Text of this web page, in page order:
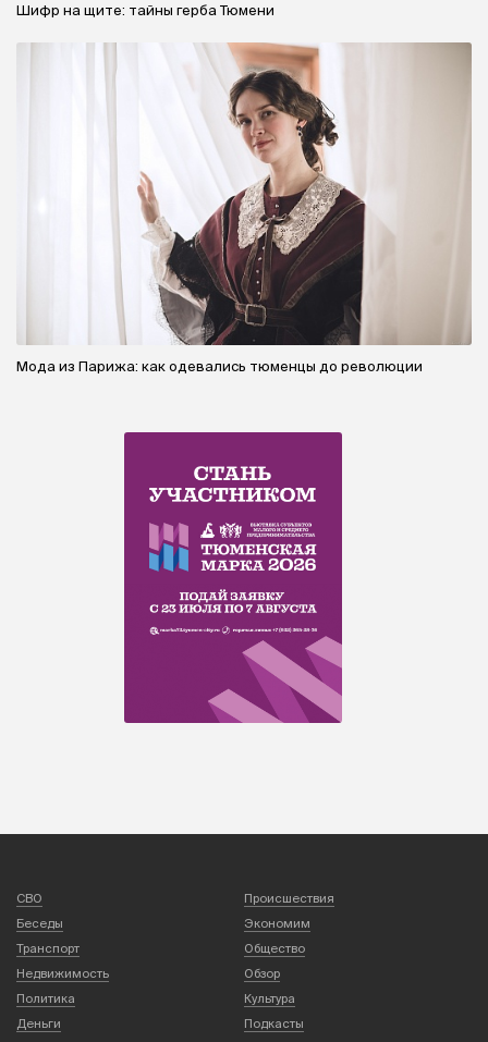
Шифр на щите: тайны герба Тюмени
Мода из Парижа: как одевались тюменцы до революции
СВО
Происшествия
Беседы
Экономим
Транспорт
Общество
Недвижимость
Обзор
Политика
Культура
Деньги
Подкасты